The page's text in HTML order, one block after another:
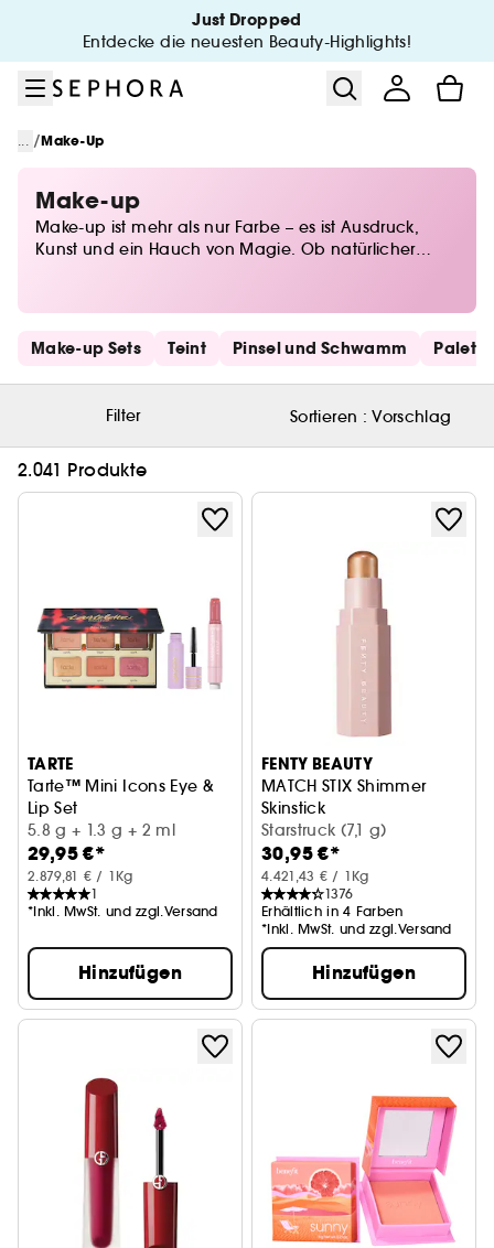
Just Dropped
Entdecke die neuesten Beauty-Highlights!
... /Make-Up
Make-up
Make-up ist mehr als nur Farbe – es ist Ausdruck,
Kunst und ein Hauch von Magie. Ob natürlicher
setzen. Von Foundations für den perfekten Teint über
ausdrucksstarkes Augen-Make-up bis hin zu
Lidschatten in allen Nuancen – entdecke die
neuesten Trends und zeitlose Klassiker. Lass deiner
haves für jeden Anlass!
Schnelllinks überspringen
Make-up Sets Teint Pinsel und Schwamm
Filter Sortieren :Vorschlag
2.041 Produkte
TARTE
Tarte™ Mini Icons Eye &
Lip Set
Make-up-Set
5.8 g + 1.3 g + 2 ml
29,95 €*
2.879,81 € / 1Kg
1
*Inkl. MwSt. und zzgl.Versand
Hinzufügen
FENTY BEAUTY
MATCH STIX Shimmer
Skinstick
Starstruck (7,1 g)
30,95 €*
4.421,43 € / 1Kg
1376
Erhältlich in 4 Farben
*Inkl. MwSt. und zzgl.Versand
Hinzufügen